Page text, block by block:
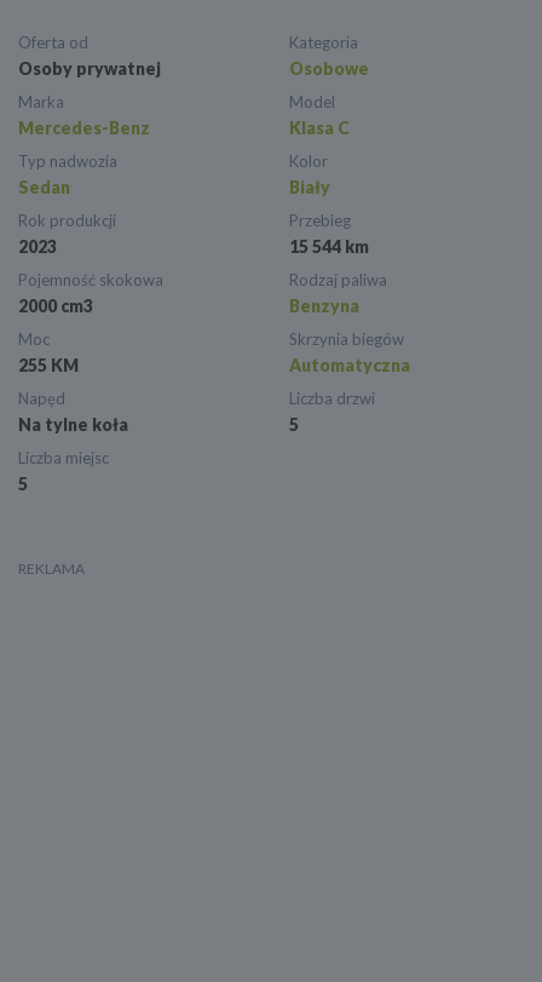
Oferta od
Osoby prywatnej
Kategoria
Osobowe
Marka
Mercedes-Benz
Model
Klasa C
Typ nadwozia
Sedan
Kolor
Biały
Rok produkcji
2023
Przebieg
15 544 km
Pojemność skokowa
2000 cm3
Rodzaj paliwa
Benzyna
Moc
255 KM
Skrzynia biegów
Automatyczna
Napęd
Na tylne koła
Liczba drzwi
5
Liczba miejsc
5